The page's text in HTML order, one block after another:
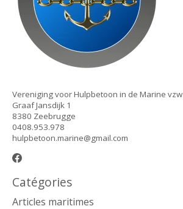
Vereniging voor Hulpbetoon in de Marine vzw
Graaf Jansdijk 1
8380 Zeebrugge
0408.953.978
hulpbetoon.marine@gmail.com
Catégories
Articles maritimes